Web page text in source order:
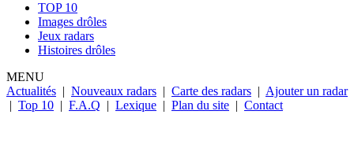
TOP 10
Images drôles
Jeux radars
Histoires drôles
MENU
Actualités | Nouveaux radars | Carte des radars | Ajouter un radar
| Top 10 | F.A.Q | Lexique | Plan du site | Contact